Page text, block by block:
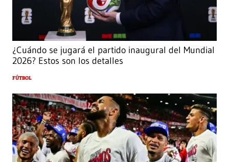
¿Cuándo se jugará el partido inaugural del Mundial
2026? Estos son los detalles
FÚTBOL